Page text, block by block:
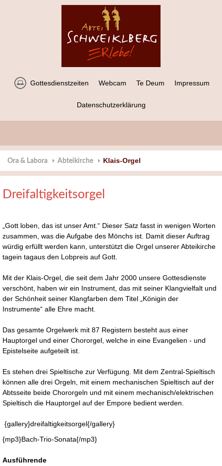
Gottesdienstzeiten Webcam Te Deum Impressum
Datenschutzerklärung
Ora & Labora Abteikirche Klais-Orgel
Dreifaltigkeitsorgel
„Gott loben, das ist unser Amt.“ Dieser Satz fasst in wenigen Worten
zusammen, was die Aufgabe des Mönchs ist. Damit dieser Auftrag
würdig erfüllt werden kann, unterstützt die Orgel unserer Abteikirche
tagein tagaus den Lobpreis auf Gott.
Mit der Klais-Orgel, die seit dem Jahr 2000 unsere Gottesdienste
verschönt, haben wir ein Instrument, das mit seiner Klangvielfalt und
der Schönheit seiner Klangfarben dem Titel „Königin der
Instrumente“ alle Ehre macht.
Das gesamte Orgelwerk mit 87 Registern besteht aus einer
Hauptorgel und einer Chororgel, welche in eine Evangelien - und
Epistelseite aufgeteilt ist.
Es stehen drei Spieltische zur Verfügung. Mit dem Zentral-Spieltisch
können alle drei Orgeln, mit einem mechanischen Spieltisch auf der
Abtsseite beide Chororgeln und mit einem mechanisch/elektrischen
Spieltisch die Hauptorgel auf der Empore bedient werden.
{gallery}dreifaltigkeitsorgel{/gallery}
{mp3}Bach-Trio-Sonata{/mp3}
Ausführende